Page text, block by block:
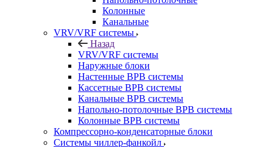
Колонные
Канальные
VRV/VRF системы
Назад
VRV/VRF системы
Наружные блоки
Настенные ВРВ системы
Кассетные ВРВ системы
Канальные ВРВ системы
Напольно-потолочные ВРВ системы
Колонные ВРВ системы
Компрессорно-конденсаторные блоки
Системы чиллер-фанкойл